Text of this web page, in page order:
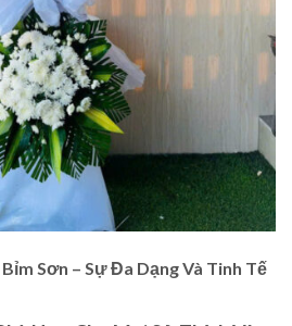
Sơn – Sự Đa Dạng Và Tinh Tế